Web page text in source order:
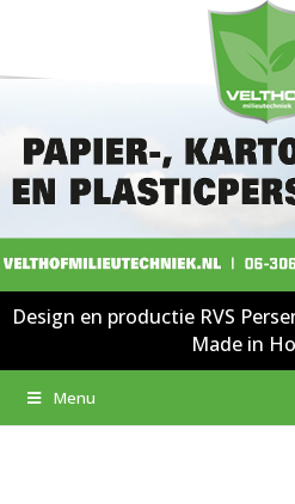
Design en productie RVS
Made in
Menu